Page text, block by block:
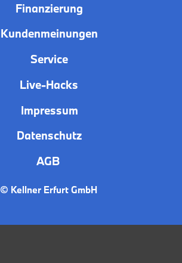
Finanzierung
Kundenmeinungen
Service
Live-Hacks
Impressum
Datenschutz
AGB
© Kellner Erfurt GmbH